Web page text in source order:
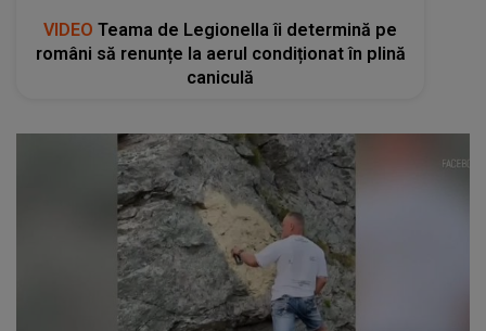
VIDEO Teama de Legionella îi determină pe
români să renunțe la aerul condiționat în plină
caniculă